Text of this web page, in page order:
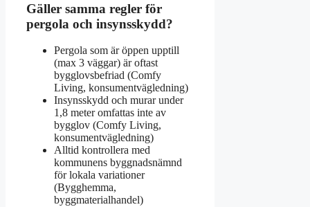
Gäller samma regler för
pergola och insynsskydd?
Pergola som är öppen upptill
(max 3 väggar) är oftast
bygglovsbefriad (Comfy
Living, konsumentvägledning)
Insynsskydd och murar under
1,8 meter omfattas inte av
bygglov (Comfy Living,
konsumentvägledning)
Alltid kontrollera med
kommunens byggnadsnämnd
för lokala variationer
(Bygghemma,
byggmaterialhandel)